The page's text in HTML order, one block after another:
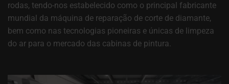
rodas, tendo-nos estabelecido como o principal fabricante
mundial da máquina de reparação de corte de diamante,
bem como nas tecnologias pioneiras e únicas de limpeza
do ar para o mercado das cabinas de pintura.